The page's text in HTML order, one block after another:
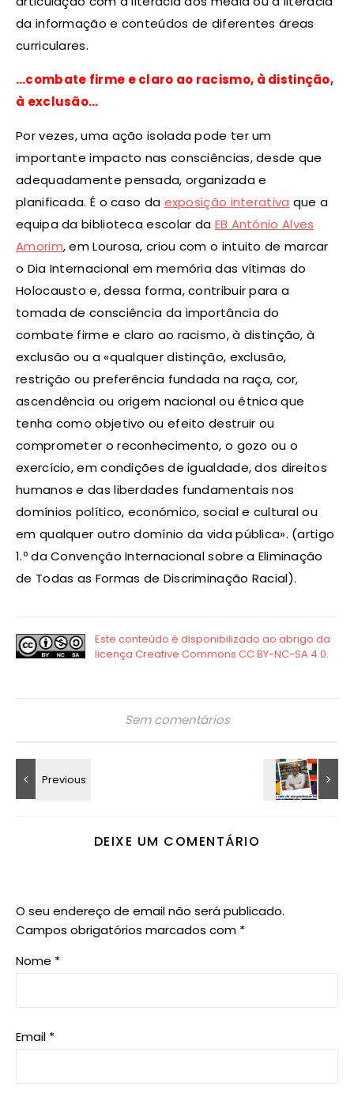
da informação e conteúdos de diferentes áreas
curriculares.
…combate firme e claro ao racismo, à distinção,
à exclusão…
Por vezes, uma ação isolada pode ter um
importante impacto nas consciências, desde que
adequadamente pensada, organizada e
planificada. É o caso da exposição interativa que a
equipa da biblioteca escolar da EB António Alves
Amorim, em Lourosa, criou com o intuito de marcar
o Dia Internacional em memória das vítimas do
Holocausto e, dessa forma, contribuir para a
tomada de consciência da importância do
combate firme e claro ao racismo, à distinção, à
exclusão ou a «qualquer distinção, exclusão,
restrição ou preferência fundada na raça, cor,
ascendência ou origem nacional ou étnica que
tenha como objetivo ou efeito destruir ou
comprometer o reconhecimento, o gozo ou o
exercício, em condições de igualdade, dos direitos
humanos e das liberdades fundamentais nos
domínios político, económico, social e cultural ou
em qualquer outro domínio da vida pública». (artigo
1.º da Convenção Internacional sobre a Eliminação
de Todas as Formas de Discriminação Racial).
Sem comentários
DEIXE UM COMENTÁRIO
O seu endereço de email não será publicado.
Campos obrigatórios marcados com *
Nome *
Email *